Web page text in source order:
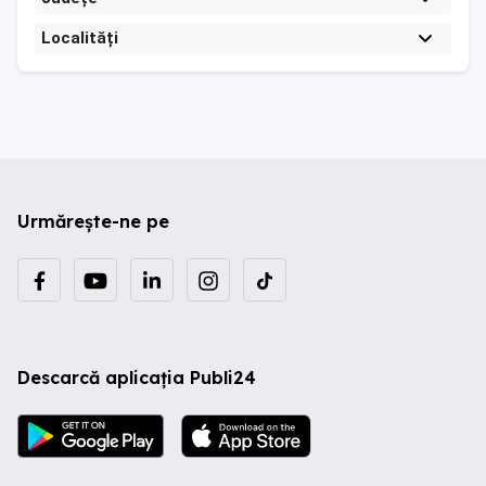
Localități
Urmărește-ne pe
Descarcă aplicația Publi24